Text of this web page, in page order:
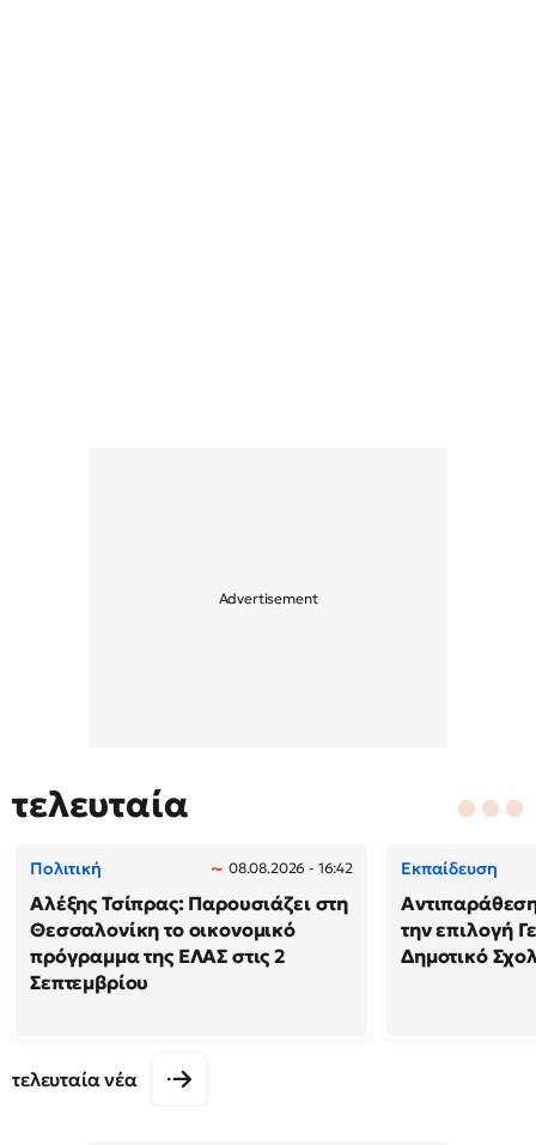
τελευταία
Πολιτική 08.08.2026 - 16:42
Αλέξης Τσίπρας: Παρουσιάζει στη
Θεσσαλονίκη το οικονομικό
πρόγραμμα της ΕΛΑΣ στις 2
Σεπτεμβρίου
Εκπαίδευση
την επιλογή
Δημοτικό
τελευταία νέα